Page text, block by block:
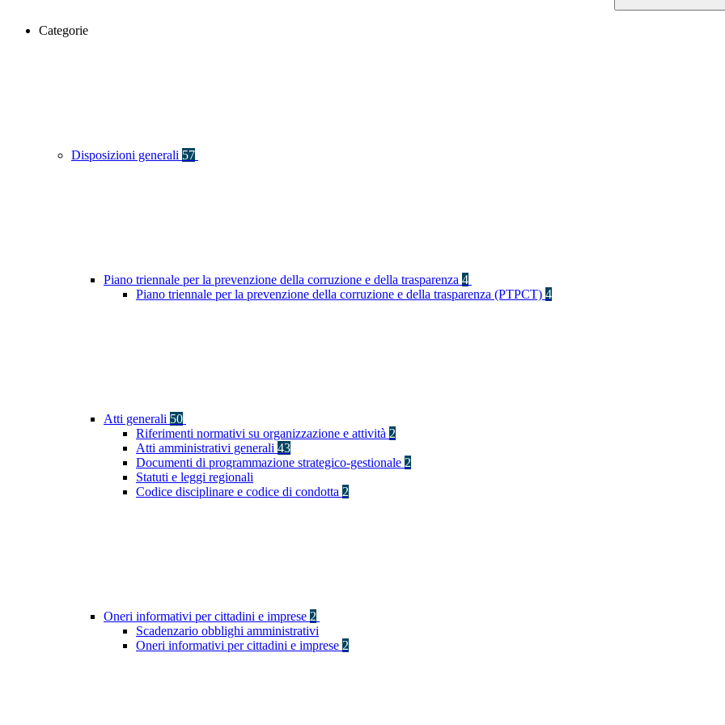
Categorie
Disposizioni generali 57
Piano triennale per la prevenzione della corruzione e della trasparenza 4
Piano triennale per la prevenzione della corruzione e della trasparenza (PTPCT) 4
Atti generali 50
Riferimenti normativi su organizzazione e attività 2
Atti amministrativi generali 43
Documenti di programmazione strategico-gestionale 2
Statuti e leggi regionali
Codice disciplinare e codice di condotta 2
Oneri informativi per cittadini e imprese 2
Scadenzario obblighi amministrativi
Oneri informativi per cittadini e imprese 2